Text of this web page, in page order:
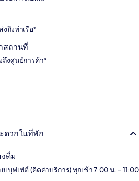
ถึงท่าเรือ*
สถานที่
ถึงศูนย์การค้า*
ดวกในที่พัก
ดื่ม
บุฟเฟ่ต์ (คิดค่าบริการ) ทุกเช้า 7:00 น. – 11:00